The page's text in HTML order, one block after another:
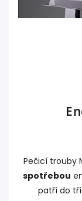
Pečicí trouby
spotřebou
patří do